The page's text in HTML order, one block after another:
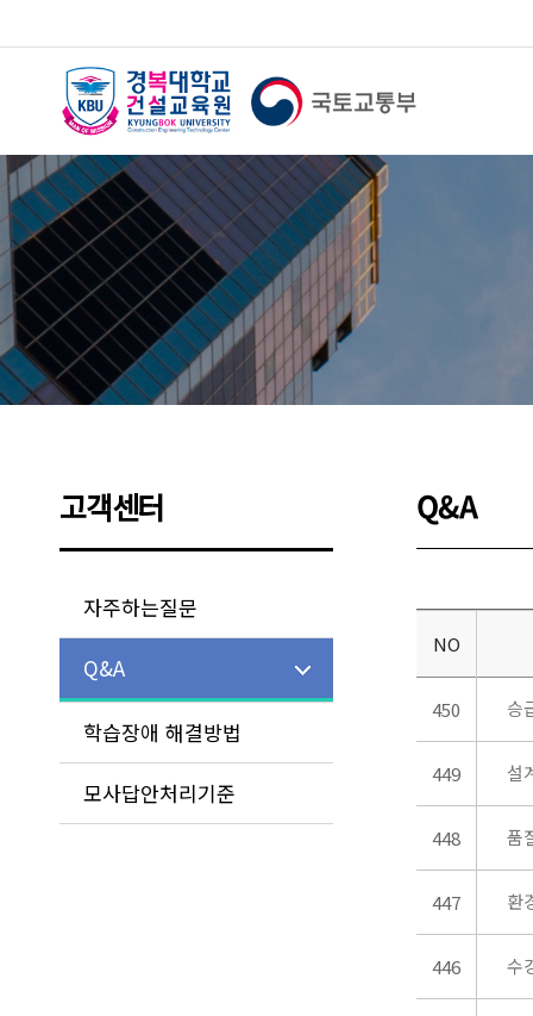
고객센터
자주하는질문
Q&A
학습장애 해결방법
모사답안처리기준
Q&A
NO
450 승
449 설
448 품
447 환
446 수